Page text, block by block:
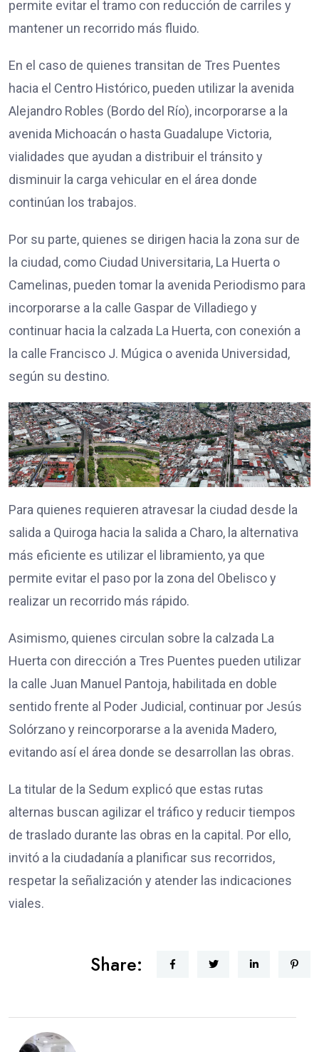
permite evitar el tramo con reducción de carriles y
mantener un recorrido más fluido.
En el caso de quienes transitan de Tres Puentes
hacia el Centro Histórico, pueden utilizar la avenida
Alejandro Robles (Bordo del Río), incorporarse a la
avenida Michoacán o hasta Guadalupe Victoria,
vialidades que ayudan a distribuir el tránsito y
disminuir la carga vehicular en el área donde
continúan los trabajos.
Por su parte, quienes se dirigen hacia la zona sur de
la ciudad, como Ciudad Universitaria, La Huerta o
Camelinas, pueden tomar la avenida Periodismo para
incorporarse a la calle Gaspar de Villadiego y
continuar hacia la calzada La Huerta, con conexión a
la calle Francisco J. Múgica o avenida Universidad,
según su destino.
Para quienes requieren atravesar la ciudad desde la
salida a Quiroga hacia la salida a Charo, la alternativa
más eficiente es utilizar el libramiento, ya que
permite evitar el paso por la zona del Obelisco y
realizar un recorrido más rápido.
Asimismo, quienes circulan sobre la calzada La
Huerta con dirección a Tres Puentes pueden utilizar
la calle Juan Manuel Pantoja, habilitada en doble
sentido frente al Poder Judicial, continuar por Jesús
Solórzano y reincorporarse a la avenida Madero,
evitando así el área donde se desarrollan las obras.
La titular de la Sedum explicó que estas rutas
alternas buscan agilizar el tráfico y reducir tiempos
de traslado durante las obras en la capital. Por ello,
invitó a la ciudadanía a planificar sus recorridos,
respetar la señalización y atender las indicaciones
viales.
Share: